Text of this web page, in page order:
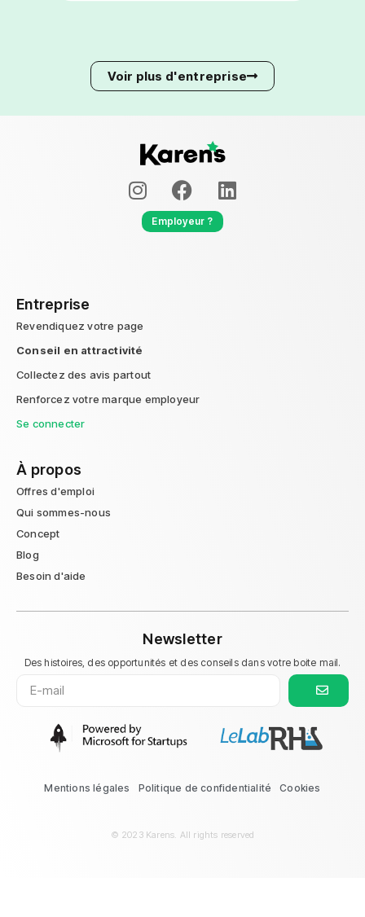
Voir plus d'entreprise
Employeur ?
Entreprise
Revendiquez votre page
Conseil en attractivité
Collectez des avis partout
Renforcez votre marque employeur
Se connecter
À propos
Offres d'emploi
Qui sommes-nous
Concept
Blog
Besoin d'aide
Newsletter
Des histoires, des opportunités et des conseils dans votre boite mail.
Mentions légales Politique de confidentialité Cookies
© 2023 Karens. All rights reserved